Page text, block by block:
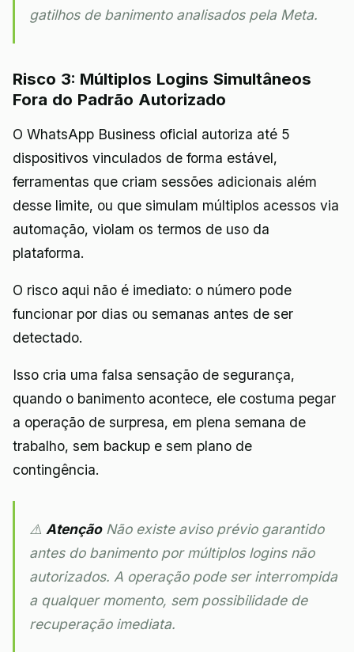
gatilhos de banimento analisados pela Meta.
Risco 3: Múltiplos Logins Simultâneos
Fora do Padrão Autorizado
O WhatsApp Business oficial autoriza até 5
dispositivos vinculados de forma estável,
ferramentas que criam sessões adicionais além
desse limite, ou que simulam múltiplos acessos via
automação, violam os termos de uso da
plataforma.
O risco aqui não é imediato: o número pode
funcionar por dias ou semanas antes de ser
detectado.
Isso cria uma falsa sensação de segurança,
quando o banimento acontece, ele costuma pegar
a operação de surpresa, em plena semana de
trabalho, sem backup e sem plano de
contingência.
⚠️ AtençãoNão existe aviso prévio garantido
antes do banimento por múltiplos logins não
autorizados. A operação pode ser interrompida
a qualquer momento, sem possibilidade de
recuperação imediata.